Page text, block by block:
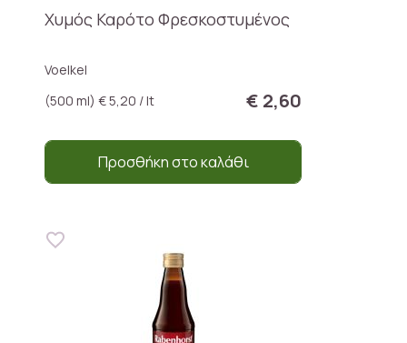
Χυμός Καρότο Φρεσκοστυμένος
Voelkel
(500 ml) € 5,20 / lt
€ 2,60
Προσθήκη στο καλάθι